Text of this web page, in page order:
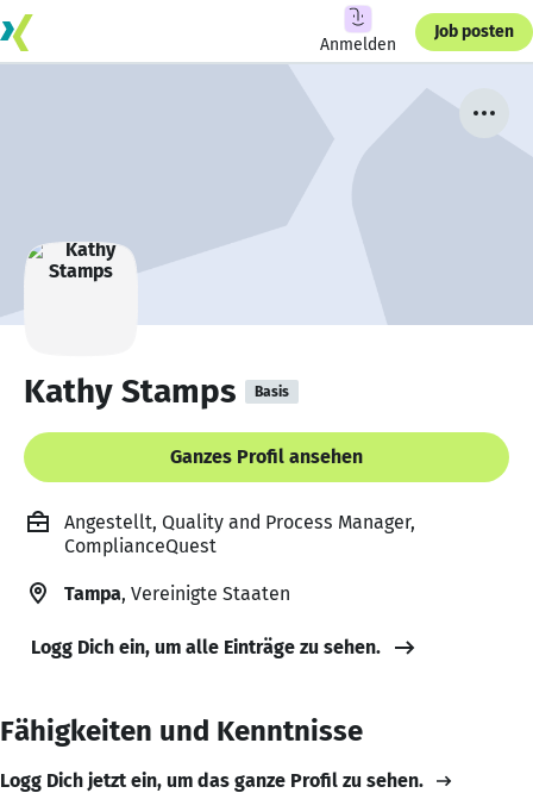
Anmelden
Job posten
Kathy Stamps Basis
Ganzes Profil ansehen
Angestellt, Quality and Process Manager,
ComplianceQuest
Tampa, Vereinigte Staaten
Logg Dich ein, um alle Einträge zu sehen.
Fähigkeiten und Kenntnisse
Logg Dich jetzt ein, um das ganze Profil zu sehen.